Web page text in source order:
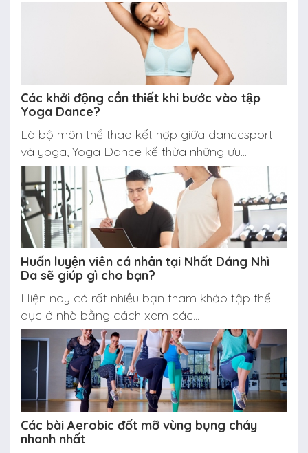
Các khởi động cần thiết khi bước vào tập
Yoga Dance?
Là bộ môn thể thao kết hợp giữa dancesport
và yoga, Yoga Dance kế thừa những ưu...
Huấn luyện viên cá nhân tại Nhất Dáng Nhì
Da sẽ giúp gì cho bạn?
Hiện nay có rất nhiều bạn tham khảo tập thể
dục ở nhà bằng cách xem các...
Các bài Aerobic đốt mỡ vùng bụng cháy
nhanh nhất